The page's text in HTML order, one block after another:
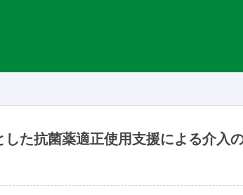
した抗菌薬適正使用支援による介